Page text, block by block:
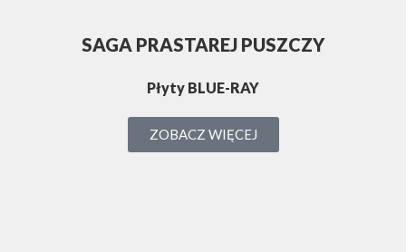
SAGA PRASTAREJ PUSZCZY
Płyty BLUE-RAY
ZOBACZ WIĘCEJ